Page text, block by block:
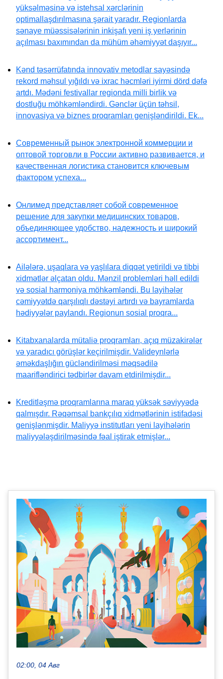
yüksəlməsinə və istehsal xərclərinin
optimallaşdırılmasına şərait yaradır. Regionlarda
sənaye müəssisələrinin inkişafı yeni iş yerlərinin
açılması baxımından da mühüm əhəmiyyət daşıyır...
Kənd təsərrüfatında innovativ metodlar sayəsində
rekord məhsul yığıldı və ixrac həcmləri iyirmi dörd dəfə
artdı. Mədəni festivallar regionda milli birlik və
dostluğu möhkəmləndirdi. Gənclər üçün təhsil,
innovasiya və biznes proqramları genişləndirildi. Ek...
Современный рынок электронной коммерции и
оптовой торговли в России активно развивается, и
качественная логистика становится ключевым
фактором успеха...
Онлимед представляет собой современное
решение для закупки медицинских товаров,
объединяющее удобство, надежность и широкий
ассортимент...
Ailələrə, uşaqlara və yaşlılara diqqət yetirildi və tibbi
xidmətlər əlçatan oldu. Mənzil problemləri həll edildi
və sosial harmoniya möhkəmləndi. Bu layihələr
cəmiyyətdə qarşılıqlı dəstəyi artırdı və bayramlarda
hədiyyələr paylandı. Regionun sosial proqra...
Kitabxanalarda mütaliə proqramları, açıq müzakirələr
və yaradıcı görüşlər keçirilmişdir. Valideynlərlə
əməkdaşlığın gücləndirilməsi məqsədilə
maarifləndirici tədbirlər davam etdirilmişdir...
Kreditləşmə proqramlarına maraq yüksək səviyyədə
qalmışdır. Rəqəmsal bankçılıq xidmətlərinin istifadəsi
genişlənmişdir. Maliyyə institutları yeni layihələrin
maliyyələşdirilməsində fəal iştirak etmişlər...
02:00, 04 Авг